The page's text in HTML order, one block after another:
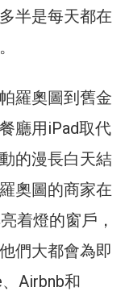
半是每天都在
羅奧圖到舊金
廳用iPad取代
的漫長白天結
奧圖的商家在
着燈的窗戶，
們大都會為即
Airbnb和